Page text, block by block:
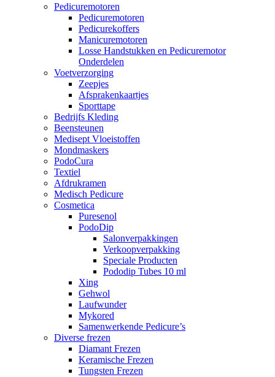
Pedicuremotoren
Pedicuremotoren
Pedicurekoffers
Manicuremotoren
Losse Handstukken en Pedicuremotor
Onderdelen
Voetverzorging
Zeepjes
Afsprakenkaartjes
Sporttape
Bedrijfs Kleding
Beensteunen
Medisept Vloeistoffen
Mondmaskers
PodoCura
Textiel
Afdrukramen
Medisch Pedicure
Cosmetica
Puresenol
PodoDip
Salonverpakkingen
Verkoopverpakking
Speciale Producten
Pododip Tubes 10 ml
Xing
Gehwol
Laufwunder
Mykored
Samenwerkende Pedicure’s
Diverse frezen
Diamant Frezen
Keramische Frezen
Tungsten Frezen